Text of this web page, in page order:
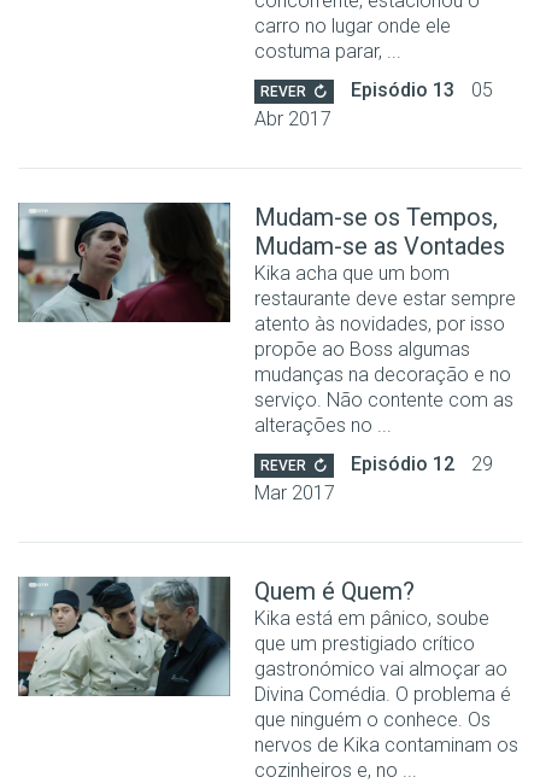
carro no lugar onde ele
costuma parar, ...
REVER Episódio 13
05
Abr 2017
Mudam-se os Tempos,
Mudam-se as Vontades
Kika acha que um bom
restaurante deve estar sempre
atento às novidades, por isso
propõe ao Boss algumas
mudanças na decoração e no
serviço. Não contente com as
alterações no ...
REVER Episódio 12
29
Mar 2017
Quem é Quem?
Kika está em pânico, soube
que um prestigiado crítico
gastronómico vai almoçar ao
Divina Comédia. O problema é
que ninguém o conhece. Os
nervos de Kika contaminam os
cozinheiros e, no ...